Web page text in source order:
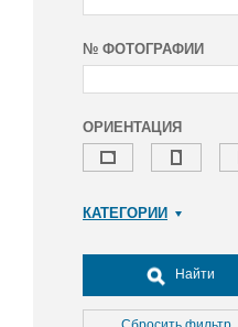
№ ФОТОГРАФИИ
ОРИЕНТАЦИЯ
КАТЕГОРИИ
Досуг, туризм и отдых
Культура
Найти